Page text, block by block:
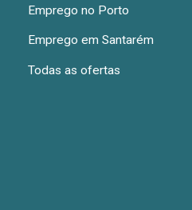
Emprego no Porto
Emprego em Santarém
Todas as ofertas